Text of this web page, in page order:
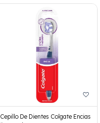
Cepillo De Dientes Colgate Encias